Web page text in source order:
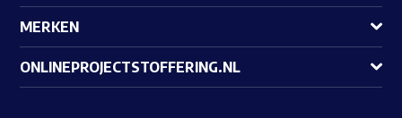
MERKEN
ONLINEPROJECTSTOFFERING.NL